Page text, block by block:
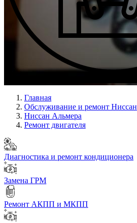
Главная
Обслуживание и ремонт Ниссан
Ниссан Альмера
Ремонт двигателя
Диагностика и ремонт кондиционера
Замена ГРМ
Ремонт АКПП и МКПП